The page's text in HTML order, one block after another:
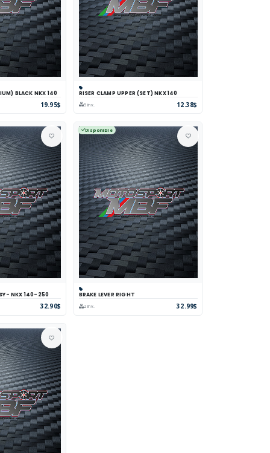
Voir
BLACK NKX 140
19.95$
Panier Comparer Voir
RISER CLAMP UPPER (SET) NKX 140
5 inv. 12.38$
Voir
NKX 140-250
32.90$
Disponible
Panier Comparer
BRAKE LEVER RIGHT
2 inv. 32.99$